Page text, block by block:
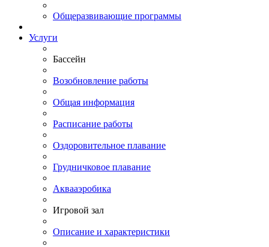
Общеразвивающие программы
Услуги
Бассейн
Возобновление работы
Общая информация
Расписание работы
Оздоровительное плавание
Грудничковое плавание
Аквааэробика
Игровой зал
Описание и характеристики